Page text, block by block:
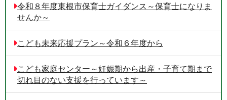
令和８年度東根市保育士ガイダンス～保育士になりま
せんか～
こども未来応援プラン～令和６年度から
こども家庭センター～妊娠期から出産・子育て期まで
切れ目のない支援を行っています～